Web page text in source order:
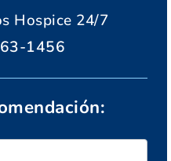
Hospice 24/7
1456